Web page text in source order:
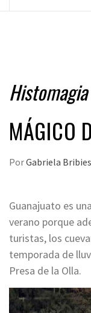
Histomagia
MÁGICO
PorGabriela
Guanajuato es
verano porque
turistas, los
temporada de
Presa de la Olla.